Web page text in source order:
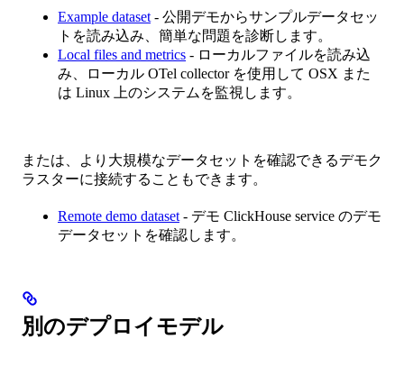
Example dataset - 公開デモからサンプルデータセッ
トを読み込み、簡単な問題を診断します。
Local files and metrics - ローカルファイルを読み込
み、ローカル OTel collector を使用して OSX また
は Linux 上のシステムを監視します。
または、より大規模なデータセットを確認できるデモク
ラスターに接続することもできます。
Remote demo dataset - デモ ClickHouse service のデモ
データセットを確認します。
別のデプロイモデル